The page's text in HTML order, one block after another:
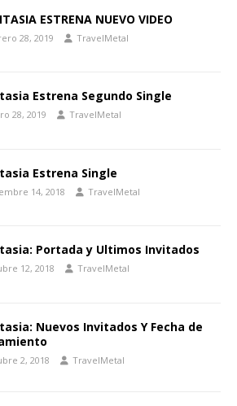
ESTRENA NUEVO VIDEO
28, 2019 TravelMetal
Estrena Segundo Single
28, 2019 TravelMetal
Estrena Single
14, 2018 TravelMetal
Portada y Ultimos Invitados
12, 2018 TravelMetal
Nuevos Invitados Y Fecha de
2, 2018 TravelMetal